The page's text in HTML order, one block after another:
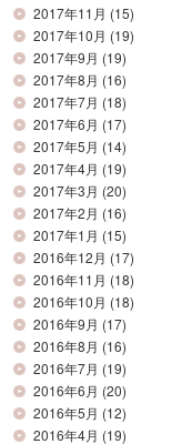
2017年11月 (15)
2017年10月 (19)
2017年9月 (19)
2017年8月 (16)
2017年7月 (18)
2017年6月 (17)
2017年5月 (14)
2017年4月 (19)
2017年3月 (20)
2017年2月 (16)
2017年1月 (15)
2016年12月 (17)
2016年11月 (18)
2016年10月 (18)
2016年9月 (17)
2016年8月 (16)
2016年7月 (19)
2016年6月 (20)
2016年5月 (12)
2016年4月 (19)